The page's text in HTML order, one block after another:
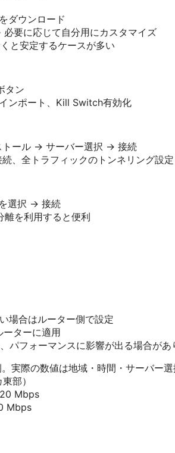
ダウンロード
要に応じて自分用にカスタマイズ
と安定するケースが多い
タン
ンポート、Kill Switch有効化
トール → サーバー選択 → 接続
、全トラフィックのトンネリング設定
選択 → 接続
離を利用すると便利
場合はルーター側で設定
ターに適用
パフォーマンスに影響が出る場合があ
実際の数値は地域・時間・サーバー選
部）
Mbps
Mbps